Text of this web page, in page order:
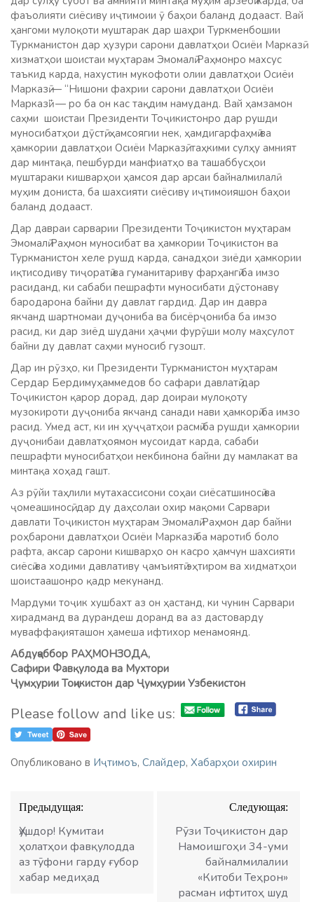
фаъолияти сиёсиву иҷтимоии ӯ баҳои баланд додааст. Вай
ҳангоми мулоқоти муштарак дар шаҳри Туркменбошии
Туркманистон дар ҳузури сарони давлатҳои Осиёи Марказӣ
хизматҳои шоистаи муҳтарам Эмомалӣ Раҳмонро махсус
таъкид карда, нахустин мукофоти олии давлатҳои Осиёи
Марказӣ — “Нишони фахрии сарони давлатҳои Осиёи
Марказӣ” — ро ба он кас тақдим намуданд. Вай ҳамзамон
саҳми шоистаи Президенти Тоҷикистонро дар рушди
муносибатҳои дӯстӣ, ҳамсоягии нек, ҳамдигарфаҳмӣ ва
ҳамкории давлатҳои Осиёи Марказӣ, таҳкими сулҳу амният
дар минтақа, пешбурди манфиатҳо ва ташаббусҳои
муштараки кишварҳои ҳамсоя дар арсаи байналмилалӣ
муҳим дониста, ба шахсияти сиёсиву иҷтимоияшон баҳои
баланд додааст.
Дар давраи сарварии Президенти Тоҷикистон муҳтарам
Эмомалӣ Раҳмон муносибат ва ҳамкории Тоҷикистон ва
Туркманистон хеле рушд карда, санадҳои зиёди ҳамкории
иқтисодиву тиҷоратӣ ва гуманитариву фарҳангӣ ба имзо
расиданд, ки сабаби пешрафти муносибати дӯстонаву
бародарона байни ду давлат гардид. Дар ин давра
якчанд шартномаи дуҷониба ва бисёрҷониба ба имзо
расид, ки дар зиёд шудани ҳаҷми фурӯши молу маҳсулот
байни ду давлат саҳми муносиб гузошт.
Дар ин рӯзҳо, ки Президенти Туркманистон муҳтарам
Сердар Бердимуҳаммедов бо сафари давлатӣ дар
Тоҷикистон қарор дорад, дар доираи мулоқоту
музокироти дуҷониба якчанд санади нави ҳамкорӣ ба имзо
расид. Умед аст, ки ин ҳуҷҷатҳои расмӣ ба рушди ҳамкории
дуҷонибаи давлатҳоямон мусоидат карда, сабаби
пешрафти муносибатҳои некбинона байни ду мамлакат ва
минтақа хоҳад гашт.
Аз рӯйи таҳлили мутахассисони соҳаи сиёсатшиносӣ ва
ҷомеашиносӣ, дар ду даҳсолаи охир мақоми Сарвари
давлати Тоҷикистон муҳтарам Эмомалӣ Раҳмон дар байни
роҳбарони давлатҳои Осиёи Марказӣ ба маротиб боло
рафта, аксар сарони кишварҳо он касро ҳамчун шахсияти
сиёсӣ ва ходими давлативу ҷамъиятӣ эҳтиром ва хидматҳои
шоистаашонро қадр мекунанд.
Мардуми тоҷик хушбахт аз он ҳастанд, ки чунин Сарвари
хирадманд ва дурандеш доранд ва аз дастоварду
муваффақияташон ҳамеша ифтихор менамоянд.
Абдуҷаббор РАҲМОНЗОДА,
Сафири Фавқулода ва Мухтори
Ҷумҳурии Тоҷикистон дар Ҷумҳурии Узбекистон
Please follow and like us:
Опубликовано в Иҷтимоъ, Слайдер, Хабарҳои охирин
Навигация
по
записям
Предыдущая:
Ҳушдор! Кумитаи
ҳолатҳои фавқулодда
аз тӯфони гарду ғубор
хабар медиҳад
Следующая:
Рӯзи Тоҷикистон дар
Намоишгоҳи 34-уми
байналмилалии
«Китоби Теҳрон»
расман ифтитоҳ шуд